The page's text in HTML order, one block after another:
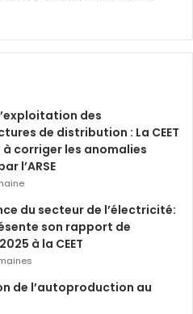
des
de distribution : La CEET
à corriger les anomalies
l’ARSE
du secteur de l’électricité:
son rapport de
à la CEET
de l’autoproduction au